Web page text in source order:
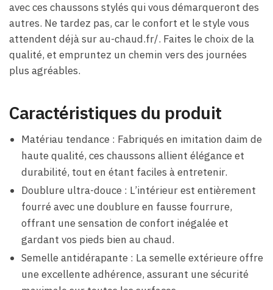
avec ces chaussons stylés qui vous démarqueront des
autres. Ne tardez pas, car le confort et le style vous
attendent déjà sur au-chaud.fr/. Faites le choix de la
qualité, et empruntez un chemin vers des journées
plus agréables.
Caractéristiques du produit
Matériau tendance : Fabriqués en imitation daim de
haute qualité, ces chaussons allient élégance et
durabilité, tout en étant faciles à entretenir.
Doublure ultra-douce : L’intérieur est entièrement
fourré avec une doublure en fausse fourrure,
offrant une sensation de confort inégalée et
gardant vos pieds bien au chaud.
Semelle antidérapante : La semelle extérieure offre
une excellente adhérence, assurant une sécurité